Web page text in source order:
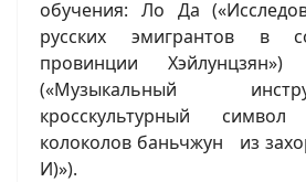
обучения: Ло Да
русских эмигрантов в
провинции
(«Музыкальный
кросскультурный
колоколов баньчжун из
И)»).